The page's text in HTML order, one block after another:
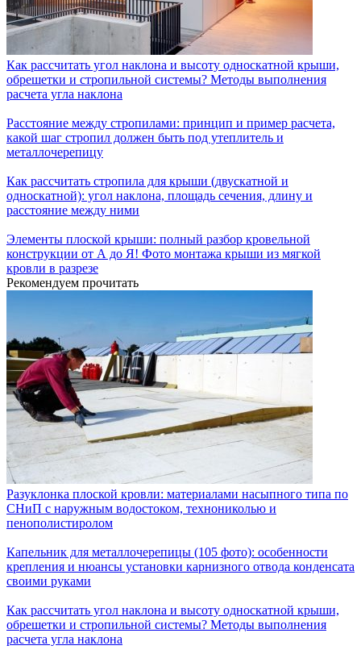
Как рассчитать угол наклона и высоту односкатной крыши,
обрешетки и стропильной системы? Методы выполнения
расчета угла наклона
Расстояние между стропилами: принцип и пример расчета,
какой шаг стропил должен быть под утеплитель и
металлочерепицу
Как рассчитать стропила для крыши (двускатной и
односкатной): угол наклона, площадь сечения, длину и
расстояние между ними
Элементы плоской крыши: полный разбор кровельной
конструкции от А до Я! Фото монтажа крыши из мягкой
кровли в разрезе
Рекомендуем прочитать
Разуклонка плоской кровли: материалами насыпного типа по
СНиП с наружным водостоком, технониколью и
пенополистиролом
Капельник для металлочерепицы (105 фото): особенности
крепления и нюансы установки карнизного отвода конденсата
своими руками
Как рассчитать угол наклона и высоту односкатной крыши,
обрешетки и стропильной системы? Методы выполнения
расчета угла наклона